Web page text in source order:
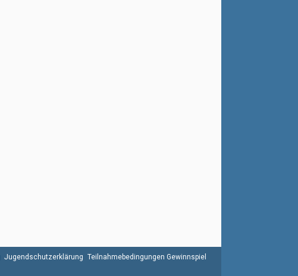
Jugendschutzerklärung Teilnahmebedingungen Gewinnspiel